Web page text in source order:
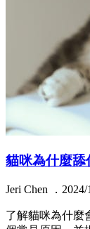
貓咪為什麼舔
Jeri Chen ．2024/
了解貓咪為什麼